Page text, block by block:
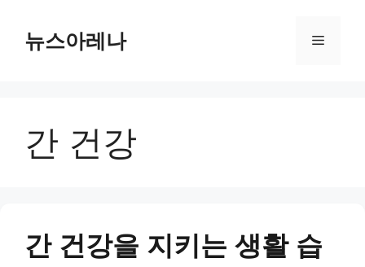
content뉴스아레나 Menu
간 건강
간 건강을 지키는 생활 습